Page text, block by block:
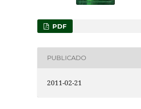
PDF
PUBLICADO
2011-02-21